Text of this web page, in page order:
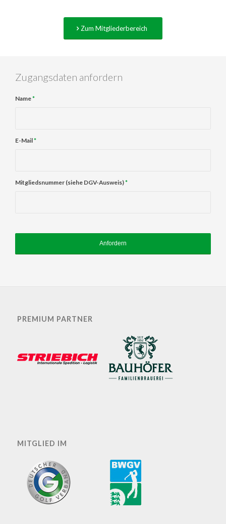
Zum Mitgliederbereich
Zugangsdaten anfordern
Name*
E-Mail*
Mitgliedsnummer (siehe DGV-Ausweis)*
PREMIUM PARTNER
MITGLIED IM